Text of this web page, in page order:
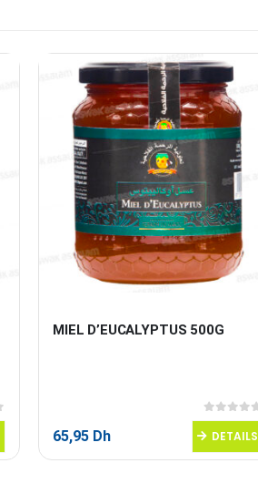
MIEL D’EUCALYPTUS 500G
0sur 5
65,95 Dh DETAILS